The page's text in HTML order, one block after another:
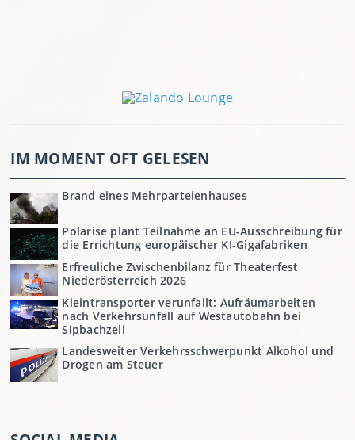
IM MOMENT OFT GELESEN
Brand eines Mehrparteienhauses
Polarise plant Teilnahme an EU-Ausschreibung für
die Errichtung europäischer KI-Gigafabriken
Erfreuliche Zwischenbilanz für Theaterfest
Niederösterreich 2026
Kleintransporter verunfallt: Aufräumarbeiten
nach Verkehrsunfall auf Westautobahn bei
Sipbachzell
Landesweiter Verkehrsschwerpunkt Alkohol und
Drogen am Steuer